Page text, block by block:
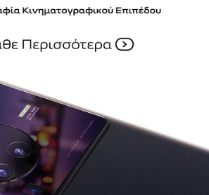
Greece | Επιλέξτε χώρα/περιοχή